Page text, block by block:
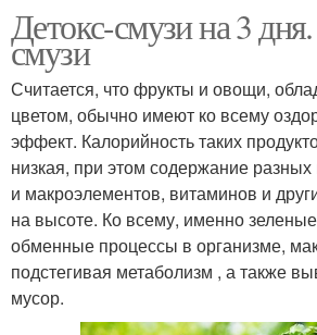
Детокс-смузи на 3
смузи
Считается, что фрукты и овощи,
цветом, обычно имеют ко всему
эффект. Калорийность таких
низкая, при этом содержание
и макроэлементов, витаминов и
на высоте. Ко всему, именно
обменные процессы в организме,
подстегивая метаболизм , а также
мусор.